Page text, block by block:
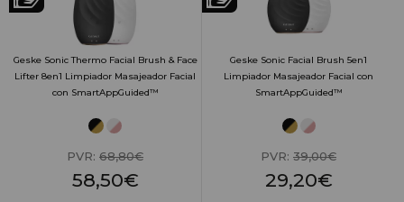
Geske Sonic Thermo Facial Brush & Face
Lifter 8en1 Limpiador Masajeador Facial
con SmartAppGuided™
PVR: 68,80€
58,50€
Geske Sonic Facial Brush 5en1
Limpiador Masajeador Facial con
SmartAppGuided™
PVR: 39,00€
29,20€